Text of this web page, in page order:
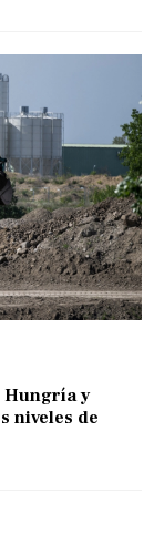
Hungría y
niveles de